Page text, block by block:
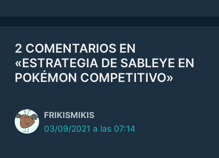
2 COMENTARIOS EN
«ESTRATEGIA DE SABLEYE EN
POKÉMON COMPETITIVO»
FRIKISMIKIS
03/09/2021 a las 07:14